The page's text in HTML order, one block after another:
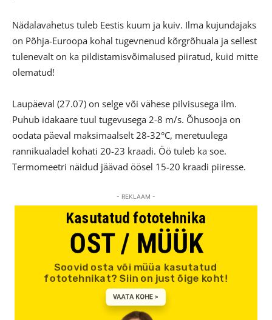
Nädalavahetus tuleb Eestis kuum ja kuiv. Ilma kujundajaks
on Põhja-Euroopa kohal tugevnenud kõrgrõhuala ja sellest
tulenevalt on ka pildistamisvõimalused piiratud, kuid mitte
olematud!
Laupäeval (27.07) on selge või vähese pilvisusega ilm.
Puhub idakaare tuul tugevusega 2-8 m/s. Õhusooja on
oodata päeval maksimaalselt 28-32°C, meretuulega
rannikualadel kohati 20-23 kraadi. Öö tuleb ka soe.
Termomeetri näidud jäävad öösel 15-20 kraadi piiresse.
- REKLAAM -